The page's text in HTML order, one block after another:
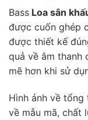
Bass Loa sân
được cuốn ghép
được thiết kế
quả về âm thanh
mẽ hơn khi sử
Hình ảnh về
về mẫu mã, chất